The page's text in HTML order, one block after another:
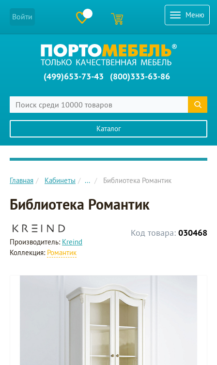
Меню
Войти
(499)653-73-43 (800)333-63-86
Каталог
Главное меню сайта
Главная Кабинеты ... Библиотека Романтик
Библиотека Романтик
Код товара: 030468
Производитель: Kreind
Коллекция: Романтик